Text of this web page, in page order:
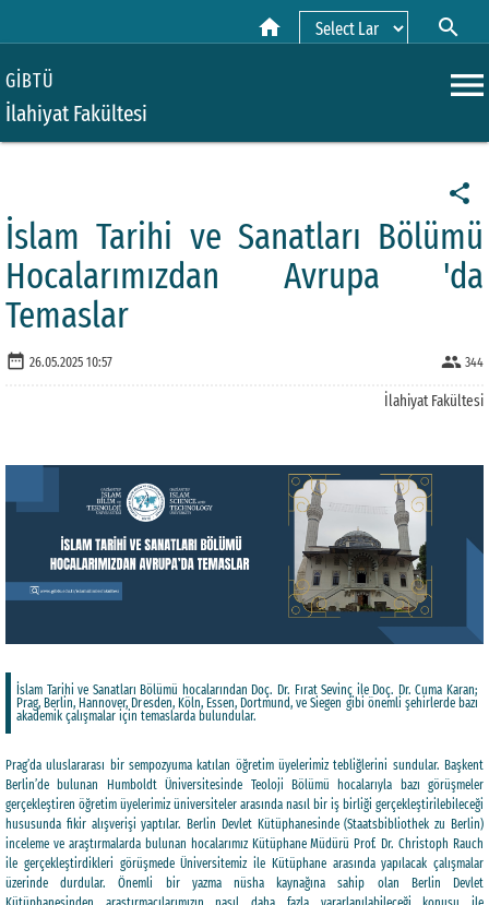
home search
GİBTÜ
İlahiyat Fakültesi
menu
share
İslam Tarihi ve Sanatları Bölümü
Hocalarımızdan Avrupa 'da
Temaslar
date_range 26.05.2025 10:57 people 344
İlahiyat Fakültesi
İslam Tarihi ve Sanatları Bölümü hocalarından Doç. Dr. Fırat Sevinç ile Doç. Dr. Cuma Karan;
Prag, Berlin, Hannover, Dresden, Köln, Essen, Dortmund, ve Siegen gibi önemli şehirlerde bazı
akademik çalışmalar için temaslarda bulundular.
Prag’da uluslararası bir sempozyuma katılan öğretim üyelerimiz tebliğlerini sundular. Başkent
Berlin’de bulunan Humboldt Üniversitesinde Teoloji Bölümü hocalarıyla bazı görüşmeler
gerçekleştiren öğretim üyelerimiz üniversiteler arasında nasıl bir iş birliği gerçekleştirilebileceği
hususunda fikir alışverişi yaptılar. Berlin Devlet Kütüphanesinde (Staatsbibliothek zu Berlin)
inceleme ve araştırmalarda bulunan hocalarımız Kütüphane Müdürü Prof. Dr. Christoph Rauch
ile gerçekleştirdikleri görüşmede Üniversitemiz ile Kütüphane arasında yapılacak çalışmalar
üzerinde durdular. Önemli bir yazma nüsha kaynağına sahip olan Berlin Devlet